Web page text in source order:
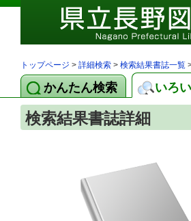
トップページ > 詳細検索 > 検索結果書誌一覧
かんたん検索 いろ
検索結果書誌詳細